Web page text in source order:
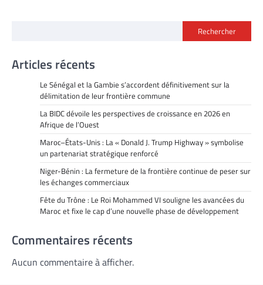
Rechercher
Articles récents
Le Sénégal et la Gambie s’accordent définitivement sur la
délimitation de leur frontière commune
La BIDC dévoile les perspectives de croissance en 2026 en
Afrique de l’Ouest
Maroc–États-Unis : La « Donald J. Trump Highway » symbolise
un partenariat stratégique renforcé
Niger-Bénin : La fermeture de la frontière continue de peser sur
les échanges commerciaux
Fête du Trône : Le Roi Mohammed VI souligne les avancées du
Maroc et fixe le cap d’une nouvelle phase de développement
Commentaires récents
Aucun commentaire à afficher.